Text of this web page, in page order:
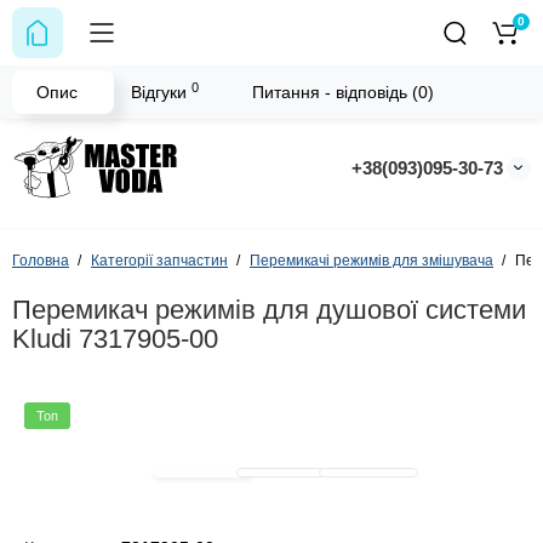
+38(093)095-30-73
0
Головна Категорії запчастин Перемикачі режимів для змішувача
Перемикач режимів для душової системи
Kludi 7317905-00
Топ
Опис Відгуки 0 Питання - відповідь (0)